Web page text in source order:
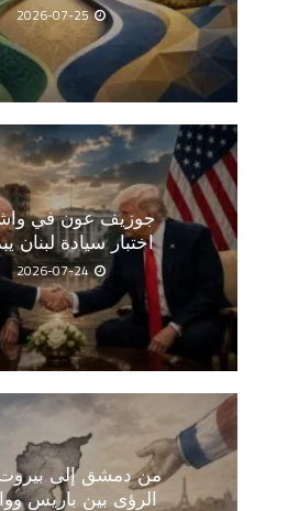
2026-07-25
جوزيف عون في
اختبار سيادة لبنان
2026-07-24
من دمشق إلى
الرؤى بين باريس